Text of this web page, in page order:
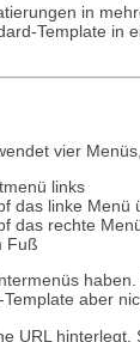
in
Template in
vier
links
das linke Menü
das rechte
Fuß
aber
URL